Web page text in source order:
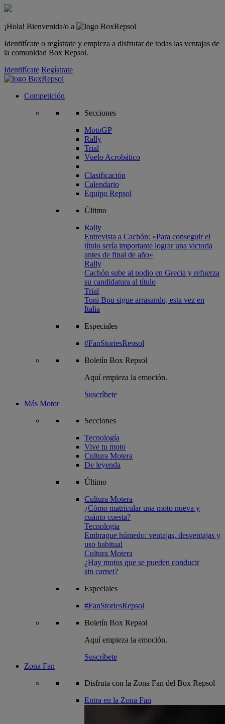
¡Hola! Bienvenida/o a
Identifícate o regístrate y empieza a disfrutar de todas las ventajas de
la comunidad Box Repsol.
Identifícate Regístrate
Competición
Secciones
MotoGP
Rally
Trial
Vuelo Acrobático
Clasificación
Calendario
Equipo Repsol
Último
Rally
Entrevista a Cachón: «Para conseguir el
título sería importante lograr una victoria
antes de final de año»
Rally
Cachón sube al podio en Grecia y refuerza
su candidatura al título
Trial
Toni Bou sigue arrasando, esta vez en
Italia
Especiales
#FanStoriesRepsol
Boletín Box Repsol
Aquí empieza la emoción.
Suscríbete
Más Motor
Secciones
Tecnología
Vive tu moto
Cultura Motera
De leyenda
Último
Cultura Motera
¿Cómo matricular una moto nueva y
cuánto cuesta?
Tecnologia
Embrague húmedo: ventajas, desventajas y
uso habitual
Cultura Motera
¿Hay motos que se pueden conducir
sin carnet?
Especiales
#FanStoriesRepsol
Boletín Box Repsol
Aquí empieza la emoción.
Suscríbete
Zona Fan
Disfruta con la Zona Fan del Box Repsol
Entra en la Zona Fan